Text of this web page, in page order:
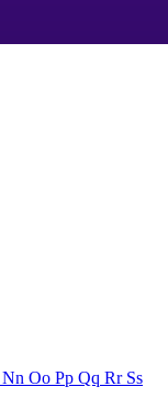
Nn Oo Pp Qq Rr Ss